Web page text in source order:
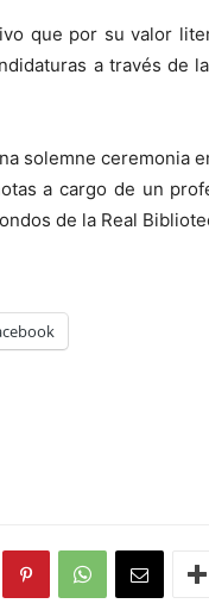
que por su valor
a través
solemne ceremonia
a cargo de un
de la Real